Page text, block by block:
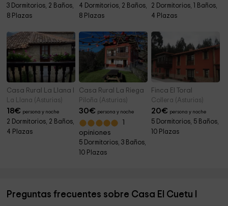
3 Dormitorios, 2 Baños,
8 Plazas
4 Dormitorios, 2 Baños,
8 Plazas
2 Dormitorios, 1 Baños,
4 Plazas
Casa Rural La Llana I
La Llana (Asturias)
18€ persona y noche
2 Dormitorios, 2 Baños,
4 Plazas
Casa Rural La Riega
Piloña (Asturias)
30€ persona y noche
opiniones
5 Dormitorios, 3 Baños,
10 Plazas
Finca El Toral
Collera (Asturias)
20€ persona y noche
5 Dormitorios, 5 Baños,
10 Plazas
Preguntas frecuentes sobre Casa El Cuetu I